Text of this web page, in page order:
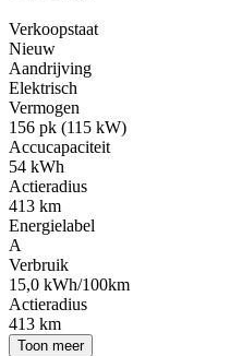
Verkoopstaat
Nieuw
Aandrijving
Elektrisch
Vermogen
156 pk (115 kW)
Accucapaciteit
54 kWh
Actieradius
413 km
Energielabel
A
Verbruik
15,0 kWh/100km
Actieradius
413 km
Toon meer